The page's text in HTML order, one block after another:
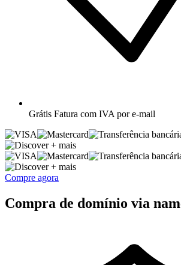
Grátis Fatura com IVA por e-mail
+ mais
+ mais
Compre agora
Compra de domínio via